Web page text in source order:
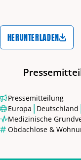
HERUNTERLADEN
Pressemitteilung
Europa | Deutschland |
Medizinische
Obdachlose &